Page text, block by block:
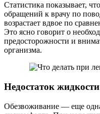
Статистика показывает,
обращений к врачу по
возрастает вдвое по
Это ясно говорит о
предосторожности и
организма.
Недостаток
Обезвоживание — еще